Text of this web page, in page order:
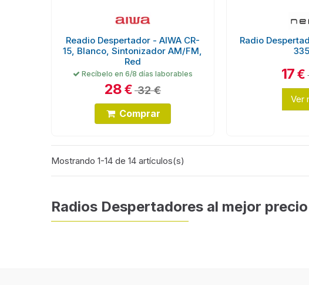
Readio Despertador - AIWA CR-
15, Blanco, Sintonizador AM/FM,
Red
Recíbelo en 6/8 días laborables
28€32 €
Comprar
Radio
17 €
Ver
Mostrando 1-14 de 14 artículos(s)
Radios Despertadores al mejor